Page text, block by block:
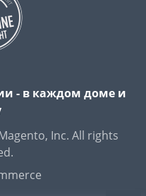
- в каждом доме и
Inc. All rights